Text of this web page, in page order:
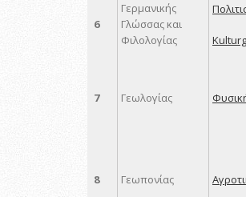
6
Γερμανικής
Γλώσσας και
Φιλολογίας
7 Γεωλογίας
8 Γεωπονίας